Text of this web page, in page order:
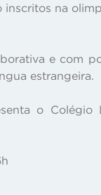
na
e com
estrangeira.
o